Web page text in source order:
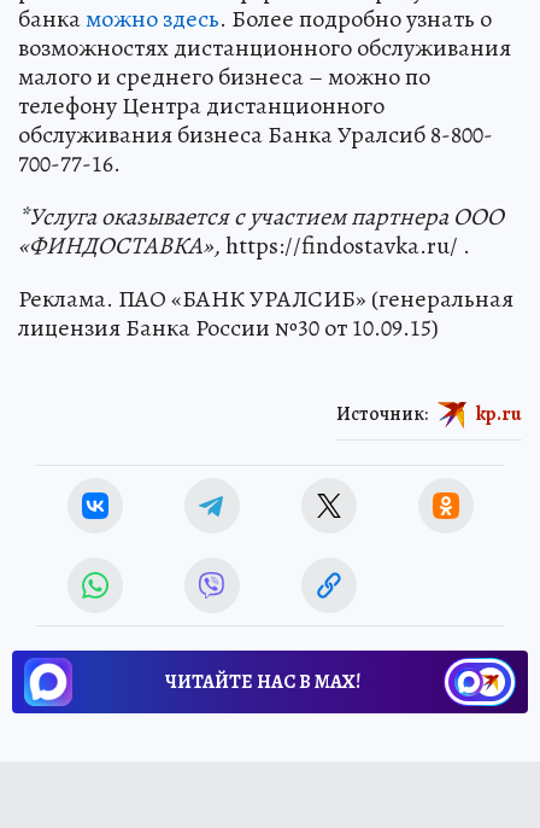
банкаможно здесь. Более подробно узнать о
возможностях дистанционного обслуживания
малого и среднего бизнеса – можно по
телефону Центра дистанционного
обслуживания бизнеса Банка Уралсиб 8-800-
700-77-16.
*Услуга оказывается с участием партнера ООО
«ФИНДОСТАВКА»,https://findostavka.ru/ .
Реклама. ПАО «БАНК УРАЛСИБ» (генеральная
лицензия Банка России №30 от 10.09.15)
Источник: kp.ru
ЧИТАЙТЕ НАС В МАХ!